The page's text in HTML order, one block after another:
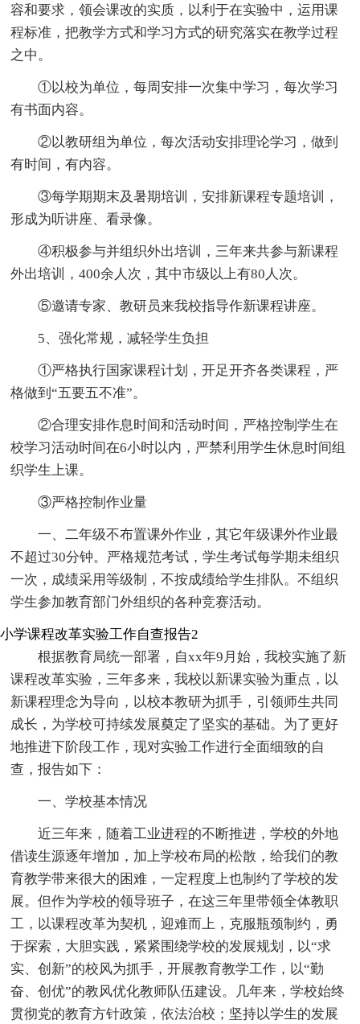
容和要求，领会课改的实质，以利于在实验中，运用课
程标准，把教学方式和学习方式的研究落实在教学过程
之中。
①以校为单位，每周安排一次集中学习，每次学习
有书面内容。
②以教研组为单位，每次活动安排理论学习，做到
有时间，有内容。
③每学期期末及暑期培训，安排新课程专题培训，
形成为听讲座、看录像。
④积极参与并组织外出培训，三年来共参与新课程
外出培训，400余人次，其中市级以上有80人次。
⑤邀请专家、教研员来我校指导作新课程讲座。
5、强化常规，减轻学生负担
①严格执行国家课程计划，开足开齐各类课程，严
格做到“五要五不准”。
②合理安排作息时间和活动时间，严格控制学生在
校学习活动时间在6小时以内，严禁利用学生休息时间组
织学生上课。
③严格控制作业量
一、二年级不布置课外作业，其它年级课外作业最
不超过30分钟。严格规范考试，学生考试每学期未组织
一次，成绩采用等级制，不按成绩给学生排队。不组织
学生参加教育部门外组织的各种竞赛活动。
小学课程改革实验工作自查报告2
根据教育局统一部署，自xx年9月始，我校实施了新
课程改革实验，三年多来，我校以新课实验为重点，以
新课程理念为导向，以校本教研为抓手，引领师生共同
成长，为学校可持续发展奠定了坚实的基础。为了更好
地推进下阶段工作，现对实验工作进行全面细致的自
查，报告如下：
一、学校基本情况
近三年来，随着工业进程的不断推进，学校的外地
借读生源逐年增加，加上学校布局的松散，给我们的教
育教学带来很大的困难，一定程度上也制约了学校的发
展。但作为学校的领导班子，在这三年里带领全体教职
工，以课程改革为契机，迎难而上，克服瓶颈制约，勇
于探索，大胆实践，紧紧围绕学校的发展规划，以“求
实、创新”的校风为抓手，开展教育教学工作，以“勤
奋、创优”的教风优化教师队伍建设。几年来，学校始终
贯彻党的教育方针政策，依法治校；坚持以学生的发展